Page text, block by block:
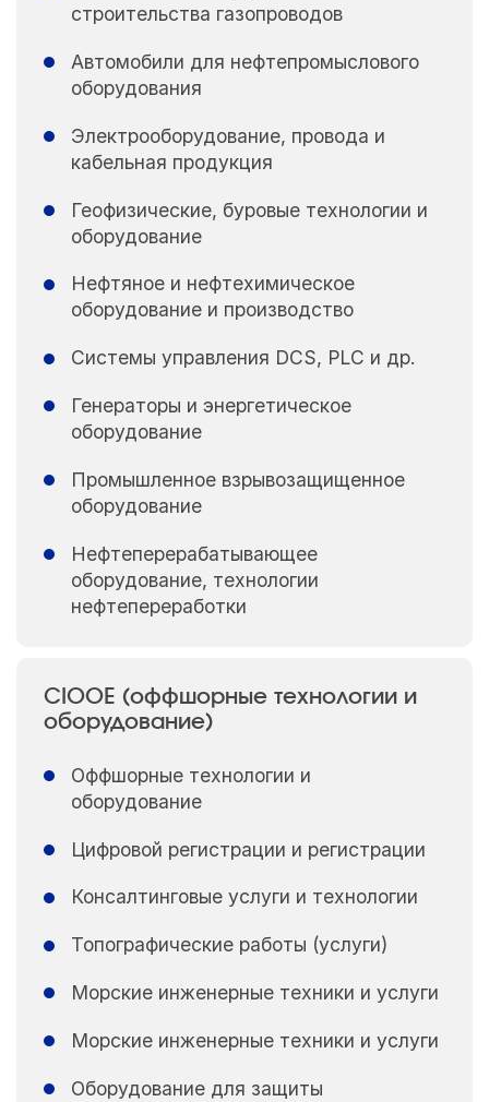
строительства газопроводов
Автомобили для нефтепромыслового
оборудования
Электрооборудование, провода и
кабельная продукция
Геофизические, буровые технологии и
оборудование
Нефтяное и нефтехимическое
оборудование и производство
Системы управления DCS, PLC и др.
Генераторы и энергетическое
оборудование
Промышленное взрывозащищенное
оборудование
Нефтеперерабатывающее
оборудование, технологии
нефтепереработки
CIOOE (оффшорные технологии и
оборудование)
Оффшорные технологии и
оборудование
Цифровой регистрации и регистрации
Консалтинговые услуги и технологии
Топографические работы (услуги)
Морские инженерные техники и услуги
Морские инженерные техники и услуги
Оборудование для защиты